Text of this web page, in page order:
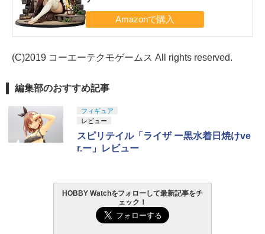
(C)2019 コーエーテクモゲームス All rights reserved.
編集部のおすすめ記事
フィギュア
レビュー
スピリテイル「ライザ ー黒水着日焼けve
r.ー」レビュー
HOBBY Watchをフォローして最新記事をチ
ェック！